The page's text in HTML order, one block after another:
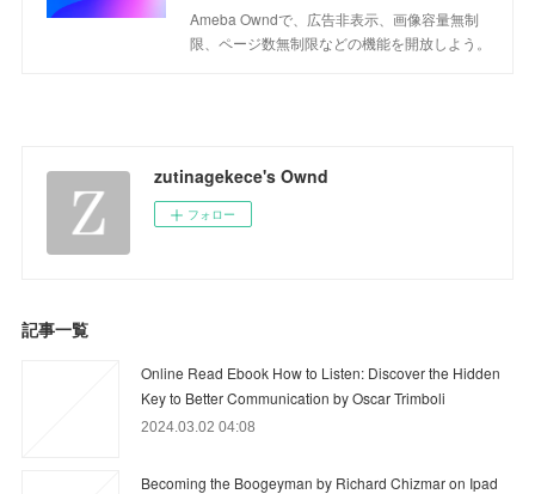
Ameba Owndで、広告非表示、画像容量無制
限、ページ数無制限などの機能を開放しよう。
zutinagekece's Ownd
フォロー
記事一覧
Online Read Ebook How to Listen: Discover the Hidden
Key to Better Communication by Oscar Trimboli
2024.03.02 04:08
Becoming the Boogeyman by Richard Chizmar on Ipad